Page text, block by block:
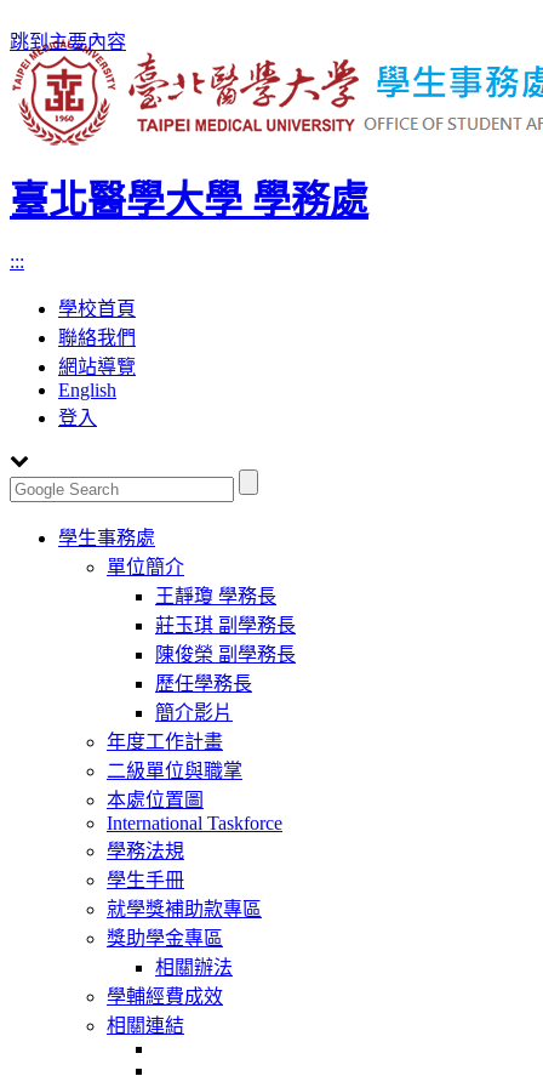
跳到主要內容
臺北醫學大學 學務處
:::
學校首頁
聯絡我們
網站導覽
English
登入
Toggle
navigation
學生事務處
單位簡介
王靜瓊 學務長
莊玉琪 副學務長
陳俊榮 副學務長
歷任學務長
簡介影片
年度工作計畫
二級單位與職掌
本處位置圖
International Taskforce
學務法規
學生手冊
就學獎補助款專區
獎助學金專區
相關辦法
學輔經費成效
相關連結